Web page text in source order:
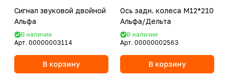
Сигнал звуковой двойной
Альфа
В наличии
Арт. 00000003114
В корзину
Ось задн. колеса M12*210
Альфа/Дельта
В наличии
Арт. 00000002563
В корзину